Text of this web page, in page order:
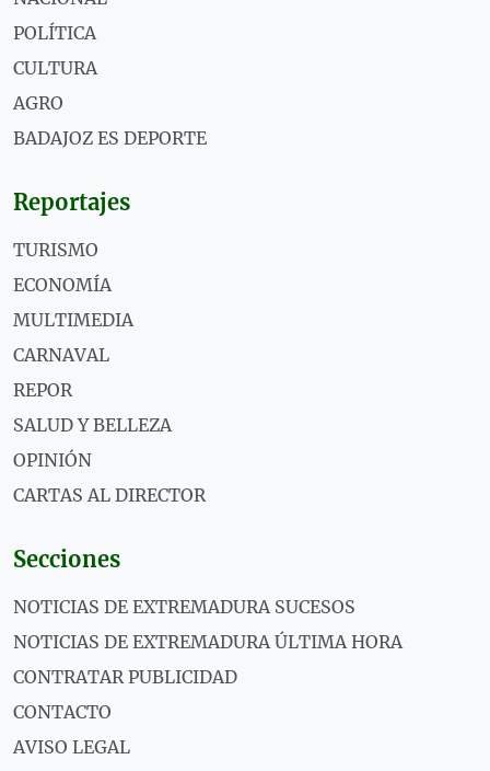
POLÍTICA
CULTURA
AGRO
BADAJOZ ES DEPORTE
Reportajes
TURISMO
ECONOMÍA
MULTIMEDIA
CARNAVAL
REPOR
SALUD Y BELLEZA
OPINIÓN
CARTAS AL DIRECTOR
Secciones
NOTICIAS DE EXTREMADURA SUCESOS
NOTICIAS DE EXTREMADURA ÚLTIMA HORA
CONTRATAR PUBLICIDAD
CONTACTO
AVISO LEGAL